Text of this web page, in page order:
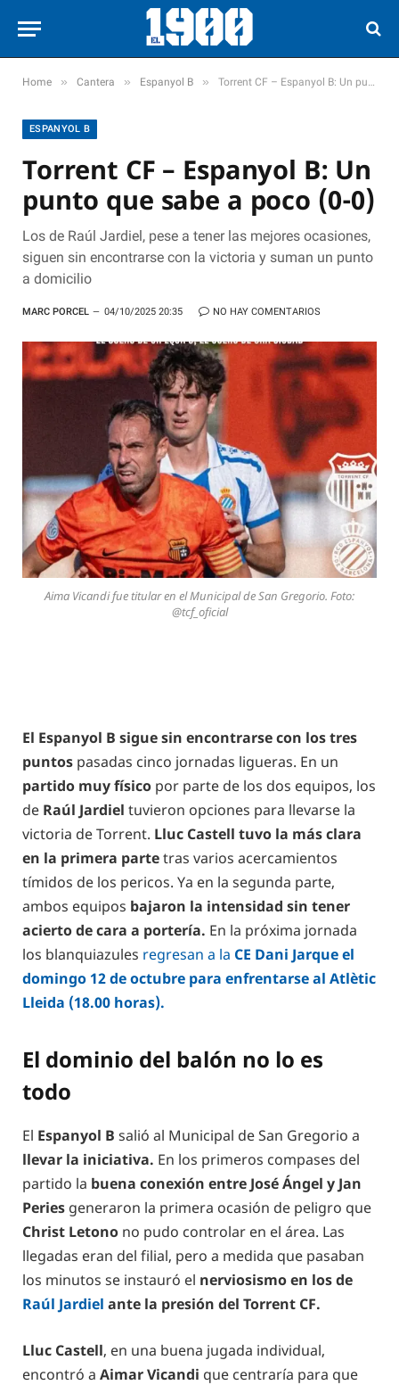
Home » Cantera » Espanyol B » Torrent CF – Espanyol B: Un punto que sabe a poco (0-0)
ESPANYOL B
Torrent CF – Espanyol B: Un
punto que sabe a poco (0-0)
Los de Raúl Jardiel, pese a tener las mejores ocasiones,
siguen sin encontrarse con la victoria y suman un punto
a domicilio
MARC PORCEL 04/10/2025 20:35 NO HAY COMENTARIOS
Aima Vicandi fue titular en el Municipal de San Gregorio. Foto:
@tcf_oficial
El Espanyol B sigue sin encontrarse con los tres
puntos pasadas cinco jornadas ligueras. En un
partido muy físico por parte de los dos equipos, los
de Raúl Jardiel tuvieron opciones para llevarse la
victoria de Torrent. Lluc Castell tuvo la más clara
en la primera partetras varios acercamientos
tímidos de los pericos. Ya en la segunda parte,
ambos equipos bajaron la intensidad sin tener
acierto de cara a portería. En la próxima jornada
los blanquiazules regresan a la CE Dani Jarque el
domingo 12 de octubre para enfrentarse al Atlètic
Lleida (18.00 horas).
El dominio del balón no lo es
todo
El Espanyol B salió al Municipal de San Gregorio a
llevar la iniciativa. En los primeros compases del
partido la buena conexión entre José Ángel y Jan
Peries generaron la primera ocasión de peligro que
Christ Letono no pudo controlar en el área. Las
llegadas eran del filial, pero a medida que pasaban
los minutos se instauró el nerviosismo en los de
Raúl Jardiel ante la presión del Torrent CF.
Lluc Castell, en una buena jugada individual,
encontró a Aimar Vicandi que centraría para que